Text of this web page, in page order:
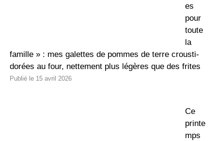
es
pour
toute
la
famille » : mes galettes de pommes de terre crousti-
dorées au four, nettement plus légères que des frites
15 avril 2026
Ce
printe
mps